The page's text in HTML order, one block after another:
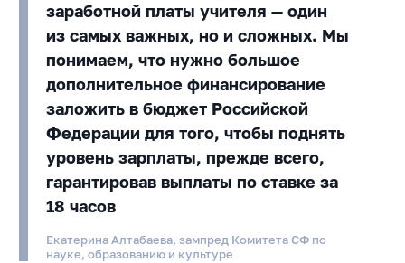
заработной платы учителя — один
из самых важных, но и сложных. Мы
понимаем, что нужно большое
дополнительное финансирование
заложить в бюджет Российской
Федерации для того, чтобы поднять
уровень зарплаты, прежде всего,
гарантировав выплаты по ставке за
18 часов
Екатерина Алтабаева, зампред Комитета СФ по
науке, образованию и культуре